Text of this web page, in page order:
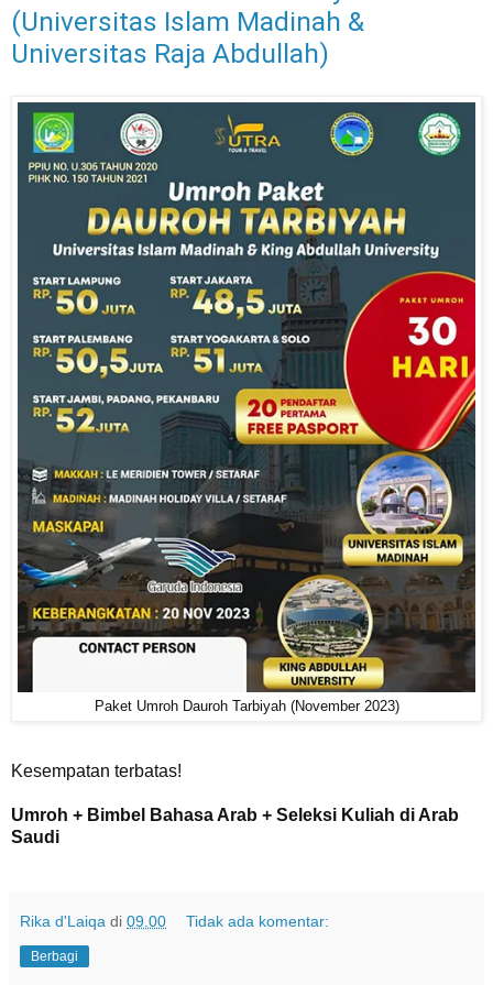
(Universitas Islam Madinah &
Universitas Raja Abdullah)
Paket Umroh Dauroh Tarbiyah (November 2023)
Kesempatan terbatas!
Umroh + Bimbel Bahasa Arab + Seleksi Kuliah di Arab
Saudi
Rika d'Laiqa di 09.00 Tidak ada komentar:
Berbagi